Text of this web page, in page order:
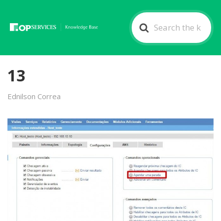
Search
For
13
Ednilson Correa